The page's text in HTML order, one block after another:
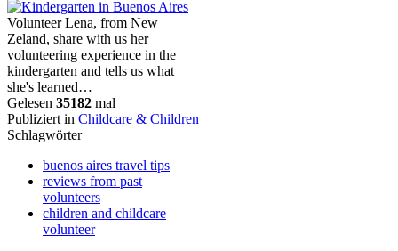
Volunteer Lena, from New
Zeland, share with us her
volunteering experience in the
kindergarten and tells us what
she's learned…
Gelesen 35182 mal
Publiziert in Childcare & Children
Schlagwörter
buenos aires travel tips
reviews from past
volunteers
children and childcare
volunteer